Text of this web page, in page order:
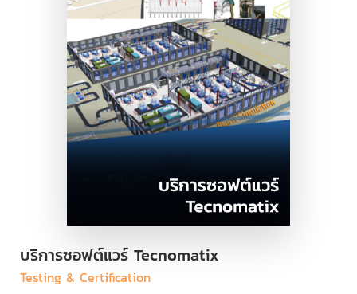
บริการซอฟต์แวร์ Tecnomatix
Testing & Certification